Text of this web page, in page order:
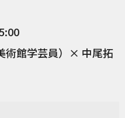
術館学芸員）× 中尾拓